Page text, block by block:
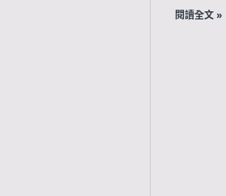
閱讀全文 »